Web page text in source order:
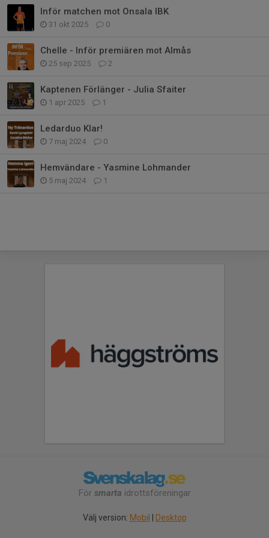
Inför matchen mot Onsala IBK
31 okt 2025 0
Chelle - Inför premiären mot Almås
25 sep 2025 2
Kaptenen Förlänger - Julia Sfaiter
1 apr 2025 1
Ledarduo Klar!
7 maj 2024 0
Hemvändare - Yasmine Lohmander
5 maj 2024 1
För smarta idrottsföreningar
Välj version: Mobil Desktop